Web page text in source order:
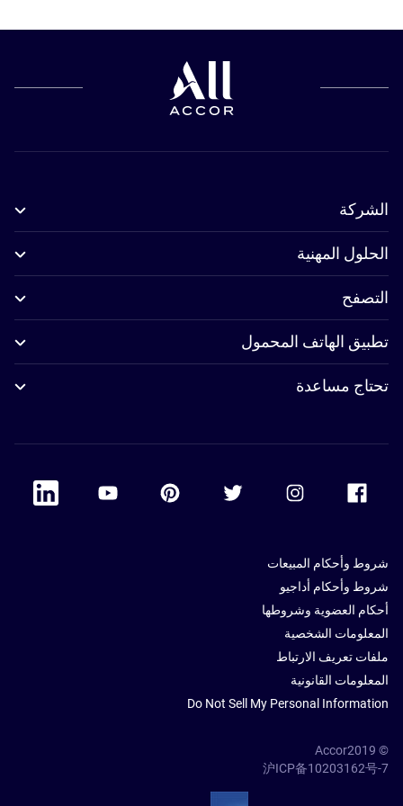
الشركة
الحلول المهنية
التصفح
تطبيق الهاتف المحمول
تحتاج مساعدة
Accor Youtube
Linkedin
شروط وأحكام المبيعات
شروط وأحكام أداجيو
أحكام العضوية وشروطها
المعلومات الشخصية
ملفات تعريف الارتباط
المعلومات القانونية
Do Not Sell My Personal Information
© Accor2019
沪ICP备10203162号-7